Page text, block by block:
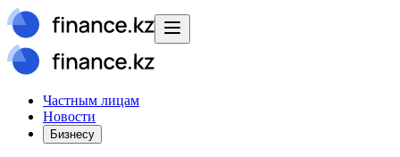
Частным лицам
Новости
Бизнесу